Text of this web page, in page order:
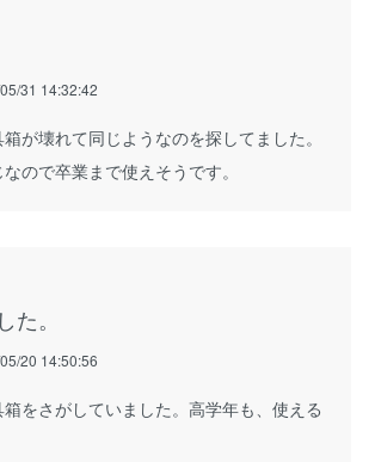
31 14:32:42
が壊れて同じようなのを探してました。
ので卒業まで使えそうです。
。
20 14:50:56
をさがしていました。高学年も、使える